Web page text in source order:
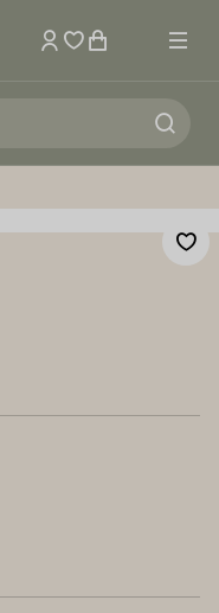
Mon compte